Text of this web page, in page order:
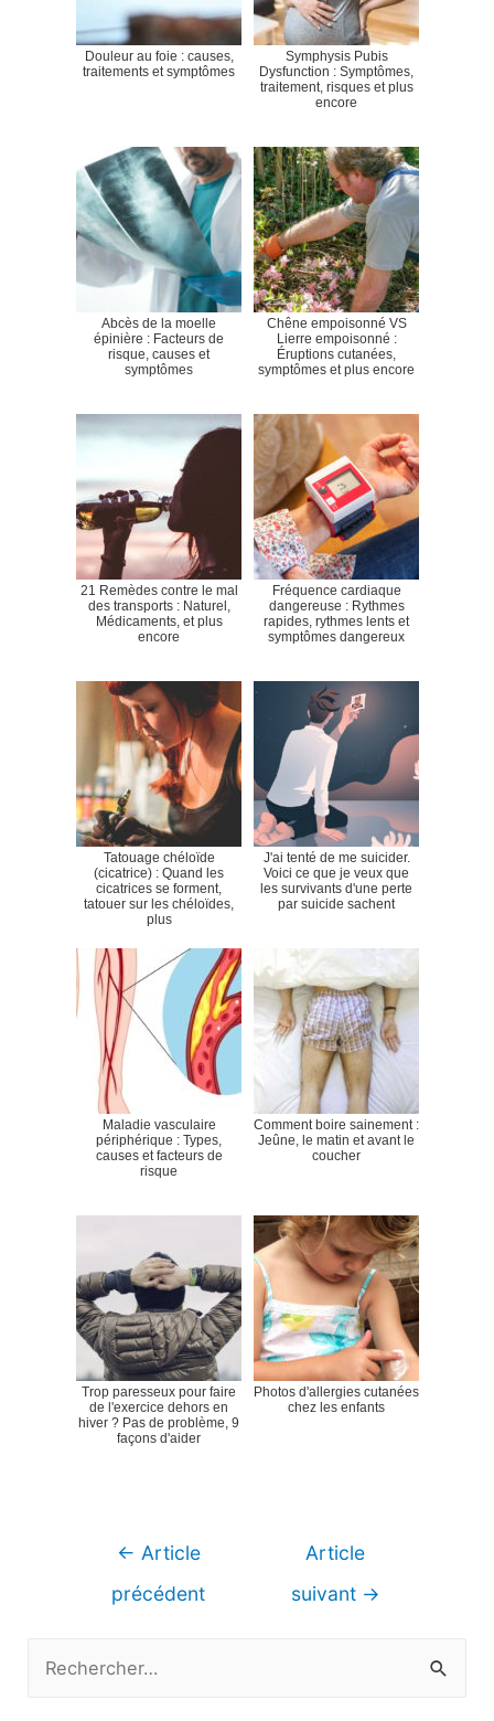
Douleur au foie : causes,
traitements et symptômes
Symphysis Pubis
Dysfunction : Symptômes,
traitement, risques et plus
encore
Abcès de la moelle
épinière : Facteurs de
risque, causes et
symptômes
Chêne empoisonné VS
Lierre empoisonné :
Éruptions cutanées,
symptômes et plus encore
21 Remèdes contre le mal
des transports : Naturel,
Médicaments, et plus
encore
Fréquence cardiaque
dangereuse : Rythmes
rapides, rythmes lents et
symptômes dangereux
Tatouage chéloïde
(cicatrice) : Quand les
cicatrices se forment,
tatouer sur les chéloïdes,
plus
J'ai tenté de me suicider.
Voici ce que je veux que
les survivants d'une perte
par suicide sachent
Maladie vasculaire
périphérique : Types,
causes et facteurs de
risque
Comment boire sainement :
Jeûne, le matin et avant le
coucher
Trop paresseux pour faire
de l'exercice dehors en
hiver ? Pas de problème, 9
façons d'aider
Photos d'allergies cutanées
chez les enfants
Navigation
← Article
précédent
Article
suivant →